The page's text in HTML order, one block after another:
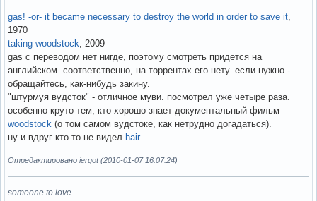
gas! -or- it became necessary to destroy the world in order to save it
1970
taking woodstock , 2009
gas с переводом нет нигде, поэтому смотреть придется на
английском. соответственно, на торрентах его нету. если нужно -
обращайтесь, как-нибудь закину.
"штурмуя вудсток" - отличное муви. посмотрел уже четыре раза.
особенно круто тем, кто хорошо знает документальный фильм
woodstock (о том самом вудстоке, как нетрудно догадаться).
ну и вдруг кто-то не видел hair..
Отредактировано iergot (2010-01-07 16:07:24)
someone to love